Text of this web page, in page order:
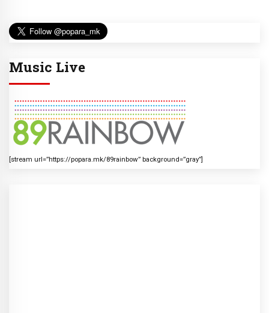
Music Live
[stream url=”https://popara.mk/89rainbow” background=”gray”]